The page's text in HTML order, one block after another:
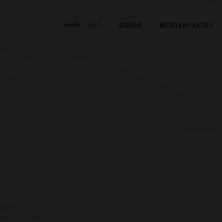
HUN ENG KOSÁR BEJELENTKEZÉS